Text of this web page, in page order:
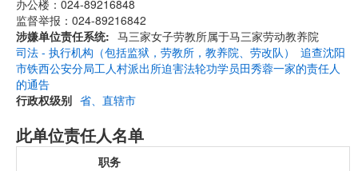
办公楼：024-89216848
监督举报：024-89216842
涉嫌单位责任系统
司法 - 执行机构（包括监狱，劳教所，教养院、劳改队）
马三家女子劳教所属于马三家劳动教养院
追查沈阳
市铁西公安分局工人村派出所迫害法轮功学员田秀蓉一家的责任人
的通告
行政权级别 省、直辖市
此单位责任人名单
职务